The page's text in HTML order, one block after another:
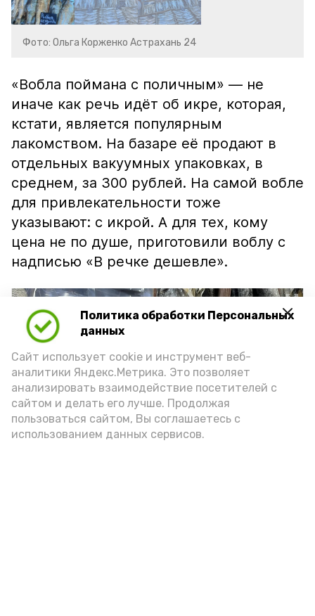
Политика обработки Персональных
данных
Сайт использует cookie и инструмент веб-
аналитики Яндекс.Метрика. Это позволяет
анализировать взаимодействие посетителей с
сайтом и делать его лучше. Продолжая
пользоваться сайтом, Вы соглашаетесь с
использованием данных сервисов.
Фото: Ольга Корженко Астрахань 24
«Вобла поймана с поличным» — не
иначе как речь идёт об икре, которая,
кстати, является популярным
лакомством. На базаре её продают в
отдельных вакуумных упаковках, в
среднем, за 300 рублей. На самой вобле
для привлекательности тоже
указывают: с икрой. А для тех, кому
цена не по душе, приготовили воблу с
надписью «В речке дешевле».